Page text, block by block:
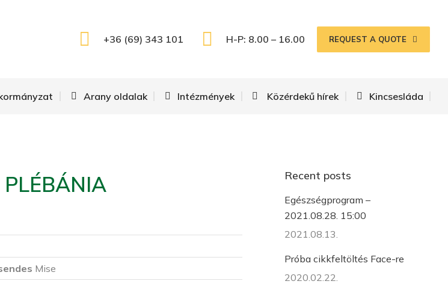
+36 (69) 343 101 H-P: 8.00 – 16.00 REQUEST A QUOTE
Arany oldalak Intézmények Közérdekű hírek Kincsesláda
Mise
Recent posts
Egészségprogram –
2021.08.28. 15:00
2021.08.13.
Próba cikkfeltöltés Face-re
2020.02.22.